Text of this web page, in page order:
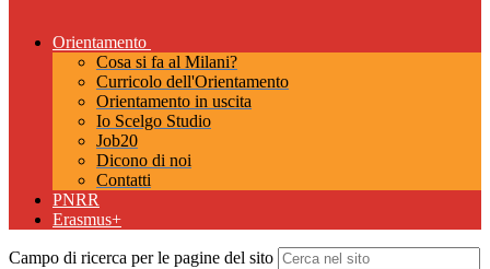
Orientamento
Cosa si fa al Milani?
Curricolo dell'Orientamento
Orientamento in uscita
Io Scelgo Studio
Job20
Dicono di noi
Contatti
PNRR
Erasmus+
Campo di ricerca per le pagine del sito